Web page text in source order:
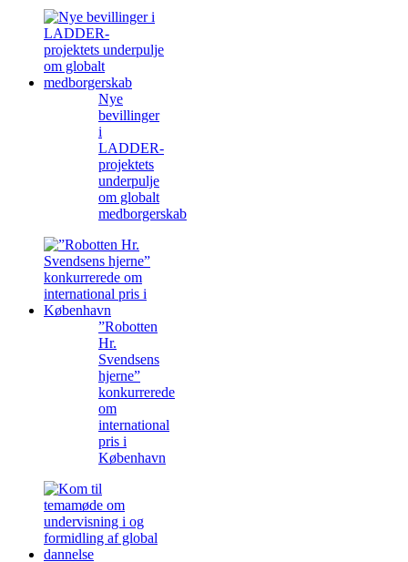
Nye
bevillinger
i
LADDER-
projektets
underpulje
om globalt
medborgerskab
”Robotten
Hr.
Svendsens
hjerne”
konkurrerede
om
international
pris i
København